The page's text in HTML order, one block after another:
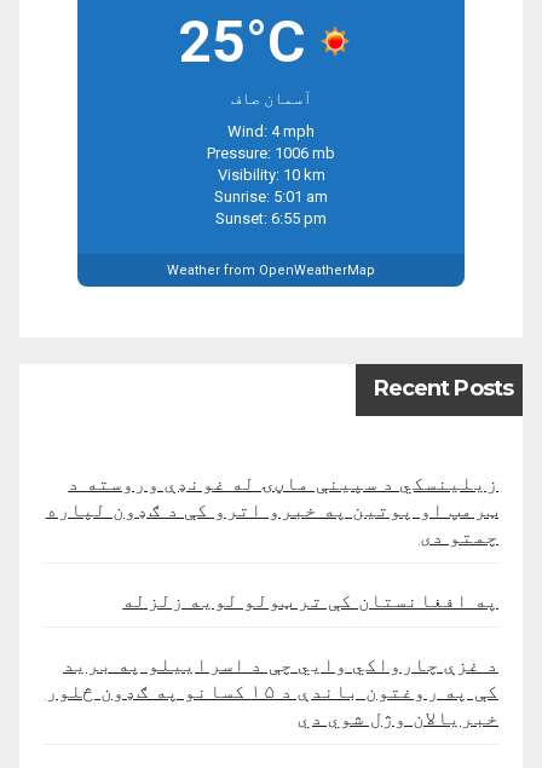
25°C
آسمان صاف
Wind: 4 mph
Pressure: 1006 mb
Visibility: 10 km
Sunrise: 5:01 am
Sunset: 6:55 pm
Weather from OpenWeatherMap
Recent Posts
زیلینسکي د سپینې ماڼۍ له غونډې وروسته د
ټرمپ او پوتین په خبرو اترو کې د ګډون لپاره
چمتو دی
په افغانستان کې تر ټولو لویه زلزله
د غزې چارواکي وايي چې د اسراییلو په برید
کې په روغتون باندې د ۱۵ کسانو په ګډون څلور
خبریالان وژل شوي دي